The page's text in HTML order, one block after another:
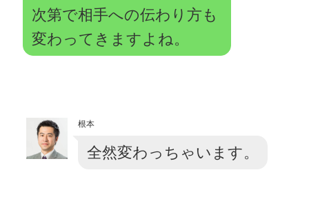
次第で相手への伝わり方も
変わってきますよね。
根本
全然変わっちゃいます。